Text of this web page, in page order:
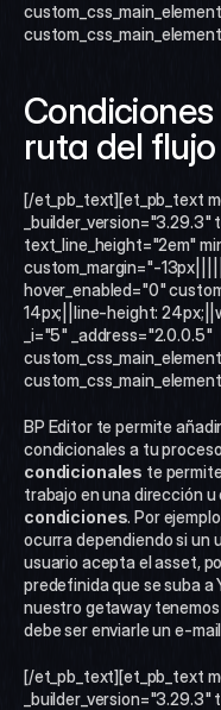
ruta del flujo
[/et_pb_text][et_pb_text
text_line_height="2em"
custom_margin="-
hover_enabled="0"
14px;||line-height:
_i="5" _address="2.0.0.5"
BP Editor te permite
condicionales a tu
condicionales te
trabajo en una dirección u
condiciones. Por
ocurra dependiendo si un
usuario acepta el asset,
predefinida que se suba a
nuestro getaway
debe ser enviarle un e-
[/et_pb_text][et_pb_text